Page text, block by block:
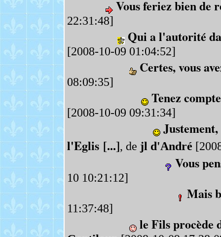
Vous feriez bien de
22:31:48]
Qui a l'autorité
[2008-10-09 01:04:52]
Certes, vous
08:09:35]
Tenez
[2008-10-09 09:31:34]
l'Eglis [...], de jl d'André
Vous
10 10:21:12]
Mais
11:37:48]
le Fils procède